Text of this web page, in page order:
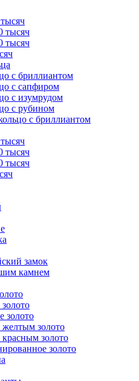
тысяч
тысяч
с бриллиантом
с сапфиром
с изумрудом
с рубином
с бриллиантом
тысяч
тысяч
замок
камнем
золото
желтым золото
красным золото
золото